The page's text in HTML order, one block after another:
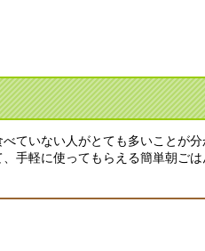
ていない人がとても多いことが
手軽に使ってもらえる簡単朝ご